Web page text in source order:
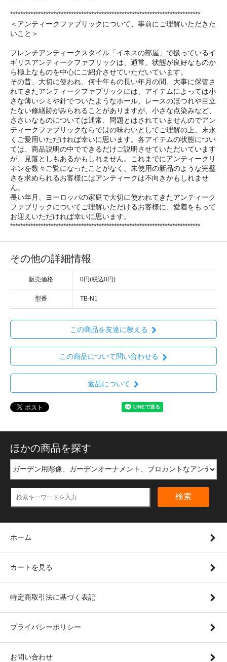
***************************************************************************
＜アンティークファブリックについて、事前にご理解いただきた
いこと＞
フレンチアンティークスタイル「イネスの部屋」で扱っているイ
ギリスアンティークファブリックは、通常、状態が良好なものか
ら極上なものを中心にご紹介させていただいています。
その昔、大切に使われ、何十年もの長い年月の間、大事に保管さ
れてきたアンティークファブリックには、アイテムによっては小
さな薄いシミや針でついたようなホール、レースのほつれや目立
たない修繕跡がみられることがありますが、小さな点染みなど、
ささいなものについては通常、問題とはされていませんのでアン
ティークファブリックならではの味わいとしてご理解の上、末永
くご愛用いただければ幸いに思います。各アイテムの状態につい
ては、商品説明の中でできるだけご説明させていただいています
が、見落としもあるかもしれません。これまでにアンティークリ
ネンを数々ご覧になったことがなく、未使用の新品のような完璧
さを求められるお客様にはアンティークは不向きかもしれませ
ん。
長い年月、ヨーロッパの家庭で大切に使われてきたアンティーク
ファブリックについてご理解いただけるお客様に、愛着をもって
お迎えいただければ幸いに思います。
***************************************************************************
その他の詳細情報
販売価格 0円(税込0円)
型番 TB-N1
この商品を友達に教える
この商品について問い合わせる
返品について
ほかの商品を探す
検索
ホーム
カートを見る
特定商取引法に基づく表記
プライバシーポリシー
お問い合わせ